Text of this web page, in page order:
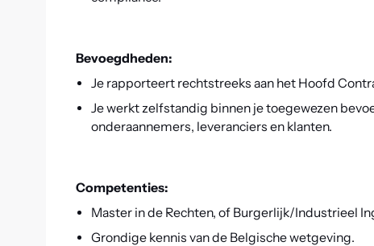
Bevoegdheden:
Je rapporteert rechtstreeks aan het Hoofd
Je werkt zelfstandig binnen je toegewezen
onderaannemers, leveranciers en klanten.
Competenties:
Master in de Rechten, of Burgerlijk/Industrieel
Grondige kennis van de Belgische wetgeving.